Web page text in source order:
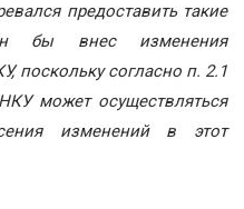
предоставить такие
бы внес изменения
поскольку согласно п. 2.1
может осуществляться
изменений в этот